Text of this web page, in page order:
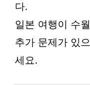
다.
일본 여행이 수
추가 문제가 있
세요.